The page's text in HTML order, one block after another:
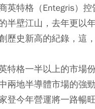
英特格（Entegris）
半壁江山，去年更以
歷史新高的紀錄，這
特格一半以上的市
兩地半導體市場的強
登今年營運將一路暢旺